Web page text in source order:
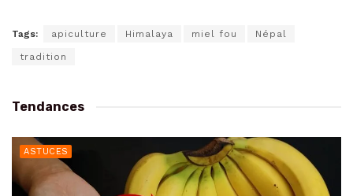
Tags: apiculture Himalaya miel fou Népal
tradition
Tendances
ASTUCES